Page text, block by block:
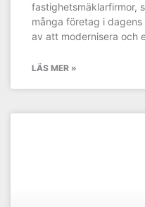
fastighetsmäklarfirmor,
många företag i
av att modernisera och
LÄS MER »